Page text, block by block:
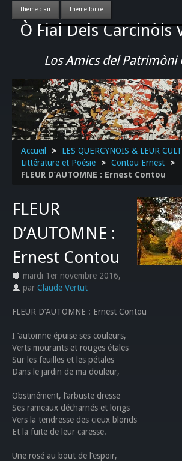
Ò Fial Dels Carcinòls
Los Amics del Patrimòni
Accueil
LES QUERCYNOIS & LEUR
PATRIMOINE
GASTRONOMIE
ACTUALITE-CULTURE-
>>
Accueil > LES QUERCYNOIS & LEUR
Littérature et Poésie
> Contou Ernest
>
FLEUR D’AUTOMNE : Ernest Contou
FLEUR
D’AUTOMNE :
Ernest Contou
mardi 1er novembre 2016,
par Claude Vertut
FLEUR D’AUTOMNE : Ernest Contou
I ’automne épuise ses couleurs,
Verts mourants et rouges étales
Sur les feuilles et les pétales
Dans le jardin de ma douleur,
Obstinément, l’arbuste dresse
Ses rameaux décharnés et longs
Vers la tendresse des cieux blonds
Et la fuite de leur caresse.
Une rosé au bout de l’espoir,